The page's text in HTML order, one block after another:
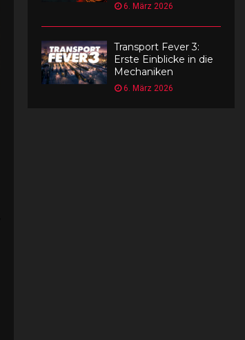
6. März 2026
Transport Fever 3:
Erste Einblicke in die
Mechaniken
6. März 2026